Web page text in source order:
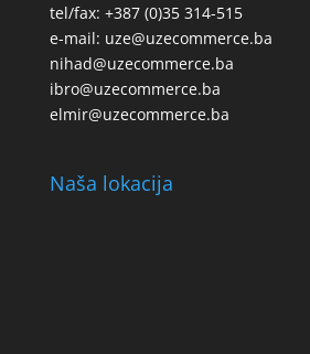
tel/fax: +387 (0)35 314-515
e-mail: uze@uzecommerce.ba
nihad@uzecommerce.ba
ibro@uzecommerce.ba
elmir@uzecommerce.ba
Naša lokacija